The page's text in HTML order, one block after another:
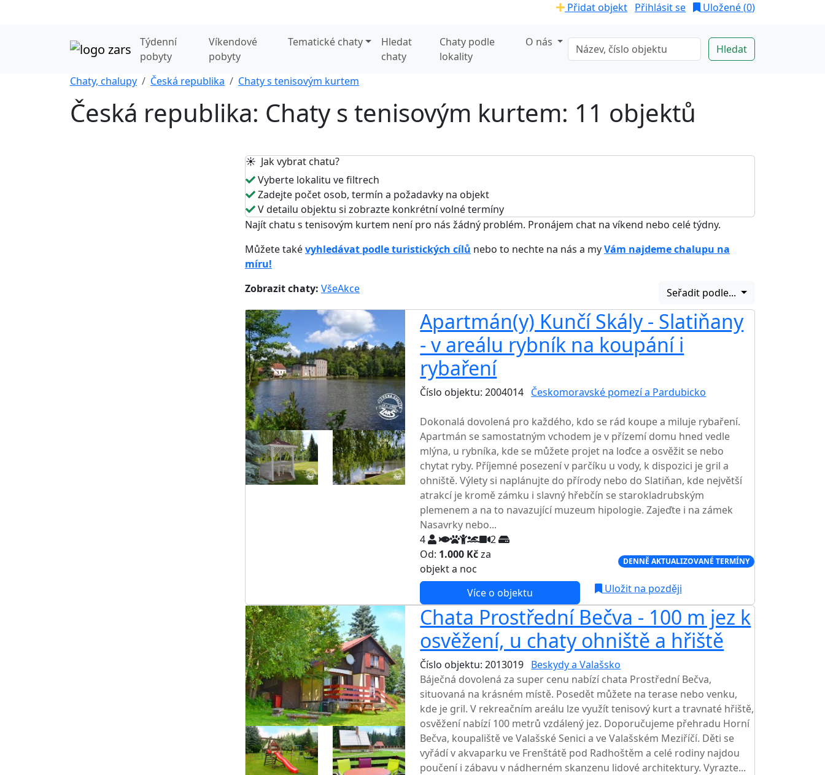
Přidat objekt Přihlásit se Uložené (0)
Týdenní
pobyty
Víkendové
pobyty
Tematické chaty
Hledat
chaty
Chaty podle
lokality
O nás
Chaty, chalupy Česká republika Chaty s tenisovým kurtem
Česká republika: Chaty s tenisovým kurtem: 11 objektů
☀️ Jak vybrat chatu?
Vyberte lokalitu ve filtrech
Zadejte počet osob, termín a požadavky na objekt
V detailu objektu si zobrazte konkrétní volné termíny
Najít chatu s tenisovým kurtem není pro nás žádný problém. Pronájem chat na víkend nebo celé týdny.
Můžete takévyhledávat podle turistických cílů nebo to nechte na nás a myVám najdeme chalupu na
míru!
Zobrazit chaty: VšeAkce Seřadit podle...
Apartmán(y) Kunčí Skály - Slatiňany
- v areálu rybník na koupání i
rybaření
Číslo objektu: 2004014 Českomoravské pomezí a Pardubicko
Dokonalá dovolená pro každého, kdo se rád koupe a miluje rybaření.
Apartmán se samostatným vchodem je v přízemí domu hned vedle
mlýna, u rybníka, kde se můžete projet na loďce a osvěžit se nebo
chytat ryby. Příjemné posezení v parčíku u vody, k dispozici je gril a
ohniště. Výlety si naplánujte do přírody nebo do Slatiňan, kde největší
atrakcí je kromě zámku i slavný hřebčín se starokladrubským
plemenem a na to navazující muzeum hipologie. Zajeďte i na zámek
Nasavrky nebo...
4
2
Od: 1.000 Kčza
objekt a noc
DENNĚ AKTUALIZOVANÉ TERMÍNY
Více o objektu Uložit na později
Chata Prostřední Bečva - 100 m jez k
osvěžení, u chaty ohniště a hřiště
Číslo objektu: 2013019 Beskydy a Valašsko
Báječná dovolená za super cenu nabízí chata Prostřední Bečva,
situovaná na krásném místě. Posedět můžete na terase nebo venku,
kde je gril. V rekreačním areálu lze využít tenisový kurt a travnaté hřiště,
osvěžení nabízí 100 metrů vzdálený jez. Doporučujeme přehradu Horní
Bečva, koupaliště ve Valašské Senici a ve Valašském Meziříčí. Děti se
vyřádí v akvaparku ve Frenštátě pod Radhoštěm a celé rodiny najdou
poučení i zábavu v nádherném skanzenu lidové architektury. Vyrazte...